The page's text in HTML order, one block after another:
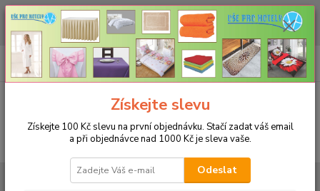
CHCETE NAKOUPIT VĚTŠÍ MNOŽSTVÍ NAŠICH PRODUKTŮ ZA LEPŠÍ
CENU? Klikněte ZDE
CZK
+420 773 794 023
Pondělí-pátek 9-16 hodin
0ks
za0 Kč
UBRUSY
Teflonové ubrusy jednobarevné s vodoodpudivou úpravou
Získejte slevu
Získejte 100 Kč slevu na první objednávku. Stačí zadat váš email
a při objednávce nad 1000 Kč je sleva vaše.
Odeslat